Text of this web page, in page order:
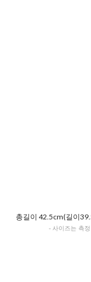
총길이 42.5cm(길이
- 사이즈는 측